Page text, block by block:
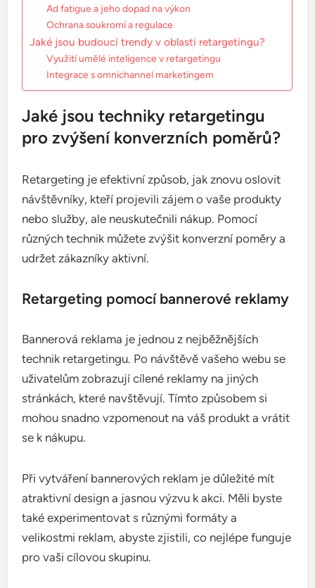
Ad fatigue a jeho dopad na výkon
Ochrana soukromí a regulace
Jaké jsou budoucí trendy v oblasti retargetingu?
Využití umělé inteligence v retargetingu
Integrace s omnichannel marketingem
Jaké jsou techniky retargetingu
pro zvýšení konverzních poměrů?
Retargeting je efektivní způsob, jak znovu oslovit
návštěvníky, kteří projevili zájem o vaše produkty
nebo služby, ale neuskutečnili nákup. Pomocí
různých technik můžete zvýšit konverzní poměry a
udržet zákazníky aktivní.
Retargeting pomocí bannerové reklamy
Bannerová reklama je jednou z nejběžnějších
technik retargetingu. Po návštěvě vašeho webu se
uživatelům zobrazují cílené reklamy na jiných
stránkách, které navštěvují. Tímto způsobem si
mohou snadno vzpomenout na váš produkt a vrátit
se k nákupu.
Při vytváření bannerových reklam je důležité mít
atraktivní design a jasnou výzvu k akci. Měli byste
také experimentovat s různými formáty a
velikostmi reklam, abyste zjistili, co nejlépe funguje
pro vaši cílovou skupinu.